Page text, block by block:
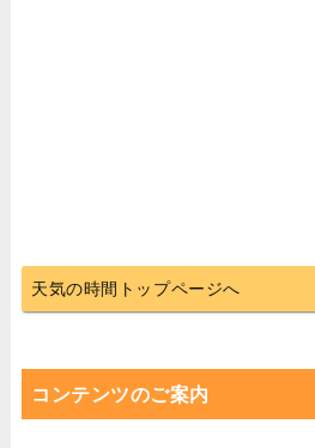
天気の時間トップページへ
コンテンツのご案内